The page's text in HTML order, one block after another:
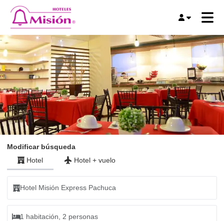
Modificar búsqueda
Hotel
Hotel+ vuelo
Hotel Misión Express Pachuca
1 habitación, 2 personas